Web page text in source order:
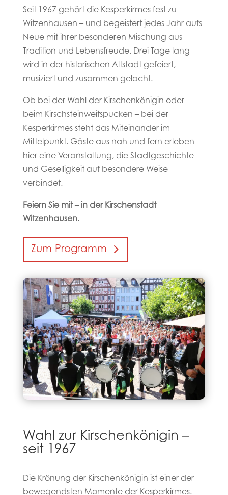
Seit 1967 gehört die Kesperkirmes fest zu
Witzenhausen – und begeistert jedes Jahr aufs
Neue mit ihrer besonderen Mischung aus
Tradition und Lebensfreude. Drei Tage lang
wird in der historischen Altstadt gefeiert,
musiziert und zusammen gelacht.
Ob bei der Wahl der Kirschenkönigin oder
beim Kirschsteinweitspucken – bei der
Kesperkirmes steht das Miteinander im
Mittelpunkt. Gäste aus nah und fern erleben
hier eine Veranstaltung, die Stadtgeschichte
und Geselligkeit auf besondere Weise
verbindet.
Feiern Sie mit – in der Kirschenstadt
Witzenhausen.
Zum Programm
Wahl zur Kirschenkönigin –
seit 1967
Die Krönung der Kirschenkönigin ist einer der
bewegendsten Momente der Kesperkirmes.